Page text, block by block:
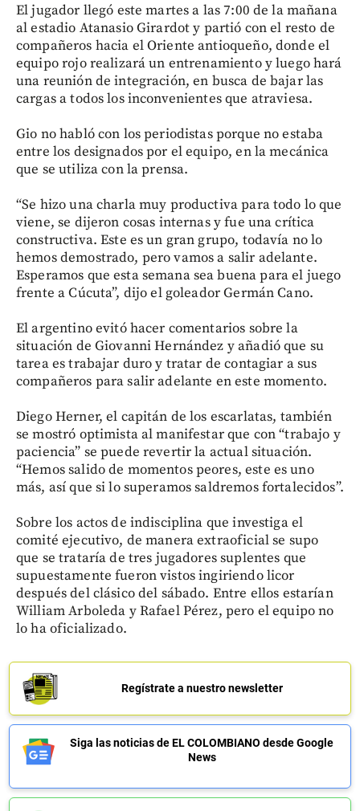
El jugador llegó este martes a las 7:00 de la mañana
al estadio Atanasio Girardot y partió con el resto de
compañeros hacia el Oriente antioqueño, donde el
equipo rojo realizará un entrenamiento y luego hará
una reunión de integración, en busca de bajar las
cargas a todos los inconvenientes que atraviesa.
Gio no habló con los periodistas porque no estaba
entre los designados por el equipo, en la mecánica
que se utiliza con la prensa.
“Se hizo una charla muy productiva para todo lo que
viene, se dijeron cosas internas y fue una crítica
constructiva. Este es un gran grupo, todavía no lo
hemos demostrado, pero vamos a salir adelante.
Esperamos que esta semana sea buena para el juego
frente a Cúcuta”, dijo el goleador Germán Cano.
El argentino evitó hacer comentarios sobre la
situación de Giovanni Hernández y añadió que su
tarea es trabajar duro y tratar de contagiar a sus
compañeros para salir adelante en este momento.
Diego Herner, el capitán de los escarlatas, también
se mostró optimista al manifestar que con “trabajo y
paciencia” se puede revertir la actual situación.
“Hemos salido de momentos peores, este es uno
más, así que si lo superamos saldremos fortalecidos”.
Sobre los actos de indisciplina que investiga el
comité ejecutivo, de manera extraoficial se supo
que se trataría de tres jugadores suplentes que
supuestamente fueron vistos ingiriendo licor
después del clásico del sábado. Entre ellos estarían
William Arboleda y Rafael Pérez, pero el equipo no
lo ha oficializado.
Regístrate a nuestro newsletter
Siga las noticias de EL COLOMBIANO desde Google
News